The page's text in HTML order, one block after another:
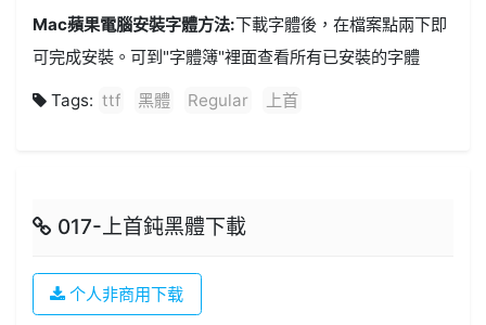
Mac蘋果電腦安裝字體方法:下載字體後，在檔案點兩下即
可完成安裝。可到"字體簿"裡面查看所有已安裝的字體
Tags: ttf 黑體 Regular 上首
017-上首鈍黑體下載
个人非商用下载